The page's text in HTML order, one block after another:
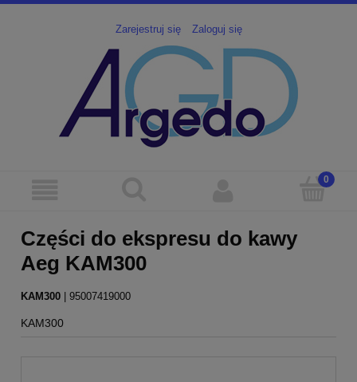
Zarejestruj się Zaloguj się
Części do ekspresu do kawy
Aeg KAM300
KAM300 | 95007419000
KAM300